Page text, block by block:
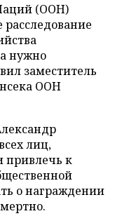
(ООН)
нужно
заместитель
ООН
лиц,
привлечь к
о награждении